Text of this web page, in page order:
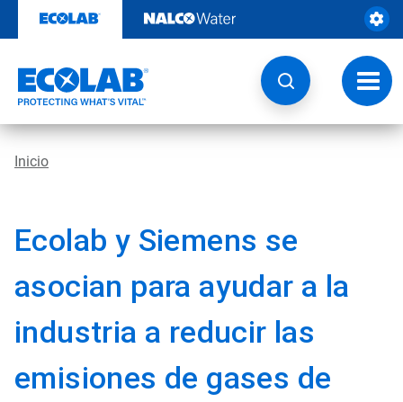
contenido
de
Inicio
Ecolab y Siemens se
asocian para ayudar a la
industria a reducir las
emisiones de gases de